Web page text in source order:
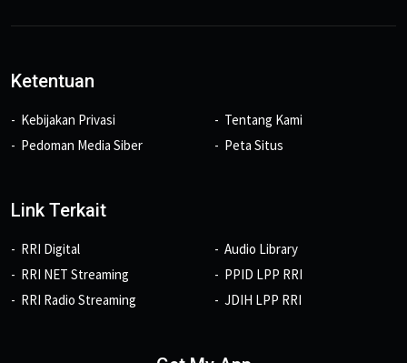
Ketentuan
Kebijakan Privasi
Pedoman Media Siber
Tentang Kami
Peta Situs
Link Terkait
RRI Digital
RRI NET Streaming
RRI Radio Streaming
Audio Library
PPID LPP RRI
JDIH LPP RRI